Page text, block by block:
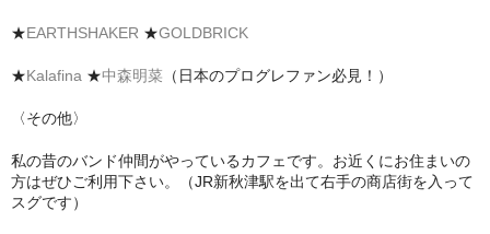
★EARTHSHAKER ★GOLDBRICK
★Kalafina ★中森明菜 （日本のプログレファン必見！）
〈その他〉
私の昔のバンド仲間がやっているカフェです。お近くにお住まいの
方はぜひご利用下さい。（JR新秋津駅を出て右手の商店街を入って
スグです）